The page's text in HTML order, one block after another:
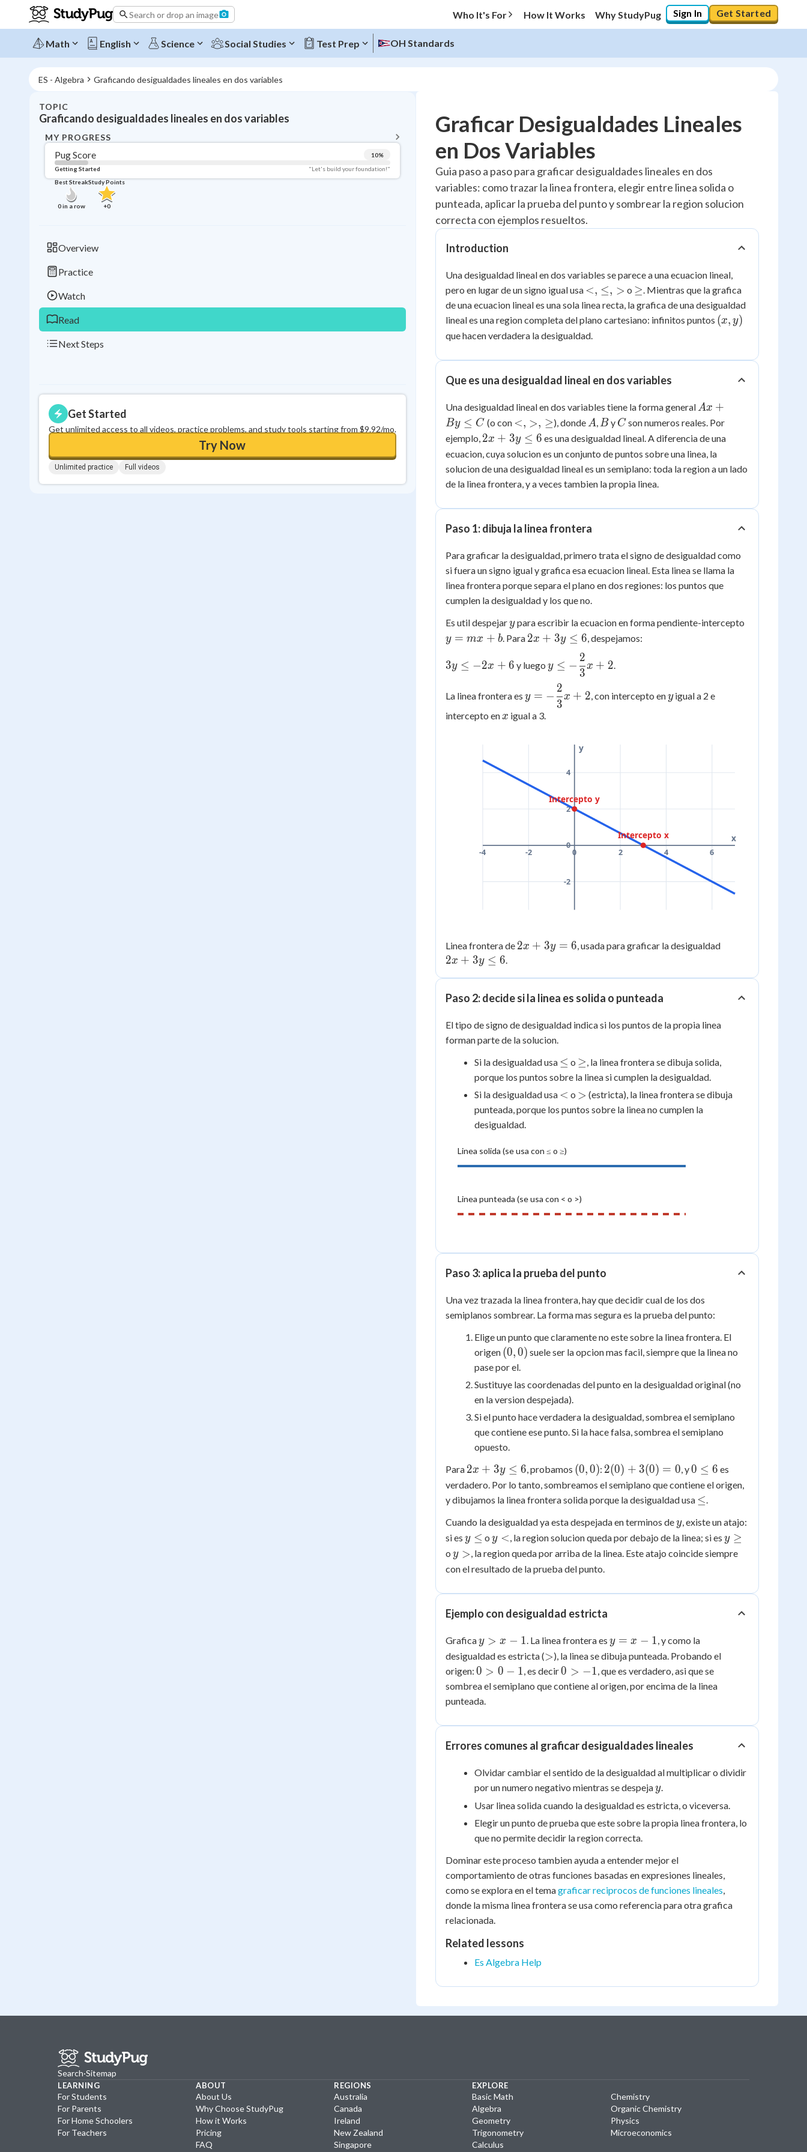
Search or drop an image Who It's For How It Works Why StudyPug Sign In Get Started
Math English Science Social Studies Test Prep OH Standards
ES - Algebra Graficando desigualdades lineales en dos variables
TOPIC
Graficando desigualdades lineales en dos variables
MY PROGRESS
Pug Score 10%
Getting Started
"Let's build your foundation!"
Best Streak
0in a row
Study Points
+0
Overview
Practice
Watch
Read
Next Steps
Get Started
Get unlimited access to all videos, practice problems, and study tools starting from $9.92/mo.
Try Now
Unlimited practice Full videos
Topic Progress
Pug Score
Getting Started "Let's build your foundation!"
Videos Watched
Best Practice
in a row +0
Graficar Desigualdades Lineales
en Dos Variables
Guia paso a paso para graficar desigualdades lineales en dos
variables: como trazar la linea frontera, elegir entre linea solida o
punteada, aplicar la prueba del punto y sombrear la region solucion
correcta con ejemplos resueltos.
Introduction
Una desigualdad lineal en dos variables se parece a una ecuacion lineal,
pero en lugar de un signo igual usa <,
\le,
>
<, ≤, > o \ge
≥. Mientras que la grafica
de una ecuacion lineal es una sola linea recta, la grafica de una desigualdad
lineal es una region completa del plano cartesiano: infinitos puntos (x,
(x, y)
que hacen verdadera la desigualdad.
Que es una desigualdad lineal en dos variables
Una desigualdad lineal en dos variables tiene la forma general Ax
+
By
C
Ax +
By ≤ C (o con <,
> ,
\ge
<, >, ≥), donde A
A, B
By C
Cson numeros reales. Por
ejemplo, 2x
+
3y
\le
2x + 3y ≤ 6 es una desigualdad lineal. A diferencia de una
ecuacion, cuya solucion es un conjunto de puntos sobre una linea, la
solucion de una desigualdad lineal es un semiplano: toda la region a un lado
de la linea frontera, y a veces tambien la propia linea.
Paso 1: dibuja la linea frontera
Para graficar la desigualdad, primero trata el signo de desigualdad como
si fuera un signo igual y grafica esa ecuacion lineal. Esta linea se llama la
linea frontera porque separa el plano en dos regiones: los puntos que
cumplen la desigualdad y los que no.
Es util despejary
ypara escribir la ecuacion en forma pendiente-intercepto
y = mx + b. Para 2x
3y
6
2x + 3y ≤ 6, despejamos:
3y
\le
+
6
3y ≤ −2x + 6 y luego y \le -
\dfrac{2}
{3}x + 2
y ≤ −
3
2
x + 2.
La linea frontera es
\dfrac{2}
{3}x + 2
y = −
3
2
x + 2, con intercepto enyigual a 2 e
intercepto en x
x igual a 3.
-4 -2 0 2 4 6
-2
0
2
4
x
y
Intercepto y
Intercepto x
Linea frontera de 2x
6
2x + 3y = 6, usada para graficar la desigualdad
2x + 3y ≤ 6.
Paso 2: decide si la linea es solida o punteada
El tipo de signo de desigualdad indica si los puntos de la propia linea
forman parte de la solucion.
Si la desigualdad usa \le
≤ o \ge
≥, la linea frontera se dibuja solida,
porque los puntos sobre la linea si cumplen la desigualdad.
Si la desigualdad usa <
< o >
> (estricta), la linea frontera se dibuja
punteada, porque los puntos sobre la linea no cumplen la
desigualdad.
Linea solida (se usa con ≤ o ≥)
Linea punteada (se usa con < o >)
Paso 3: aplica la prueba del punto
Una vez trazada la linea frontera, hay que decidir cual de los dos
semiplanos sombrear. La forma mas segura es la prueba del punto:
Elige un punto que claramente no este sobre la linea frontera. El
origen (0,0)
(0,0) suele ser la opcion mas facil, siempre que la linea no
pase por el.
Sustituye las coordenadas del punto en la desigualdad original (no
en la version despejada).
Si el punto hace verdadera la desigualdad, sombrea el semiplano
que contiene ese punto. Si la hace falsa, sombrea el semiplano
opuesto.
Para 2x
+
3y
\le
6
2x + 3y ≤ 6, probamos (0,0)
(0,0): 2(0)
+
3(0)
= 0
2(0) + 3(0) = 0, y0
\le
6
0 ≤ 6 es
verdadero. Por lo tanto, sombreamos el semiplano que contiene el origen,
y dibujamos la linea frontera solida porque la desigualdad usa \le
≤.
Cuando la desigualdad ya esta despejada en terminos dey
y, existe un atajo:
si es y
\le
y ≤ oy
<
y <, la region solucion queda por debajo de la linea; si esy
\ge
y ≥
o y
>
y >, la region queda por arriba de la linea. Este atajo coincide siempre
con el resultado de la prueba del punto.
Ejemplo con desigualdad estricta
Graficay
>
x
y > x − 1. La linea frontera esy
=
x
-
1
y = x − 1, y como la
desigualdad es estricta (>
>), la linea se dibuja punteada. Probando el
origen: 0
>
0
1
0 > 0 − 1, es decir0
>
0 > −1, que es verdadero, asi que se
sombrea el semiplano que contiene al origen, por encima de la linea
punteada.
Errores comunes al graficar desigualdades lineales
Olvidar cambiar el sentido de la desigualdad al multiplicar o dividir
por un numero negativo mientras se despejay
y.
Usar linea solida cuando la desigualdad es estricta, o viceversa.
Elegir un punto de prueba que este sobre la propia linea frontera, lo
que no permite decidir la region correcta.
Dominar este proceso tambien ayuda a entender mejor el
comportamiento de otras funciones basadas en expresiones lineales,
como se explora en el temagraficar reciprocos de funciones lineales,
donde la misma linea frontera se usa como referencia para otra grafica
relacionada.
Related lessons
Es Algebra Help
Search·Sitemap
LEARNING
For Students
For Parents
For Home Schoolers
For Teachers
ABOUT
About Us
Why Choose StudyPug
How it Works
Pricing
FAQ
REGIONS
Australia
Canada
Ireland
New Zealand
Singapore
EXPLORE
Basic Math
Algebra
Geometry
Trigonometry
Calculus
Chemistry
Organic Chemistry
Physics
Microeconomics